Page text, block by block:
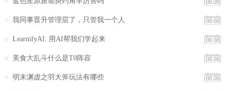
08.08
08.08
我同事晋升管理层了，只管我一个人
08.08
LearnifyAI: 用AI帮我们学起来
08.08
美食大乱斗什么是T0阵容
08.08
明末渊虚之羽大斧玩法有哪些